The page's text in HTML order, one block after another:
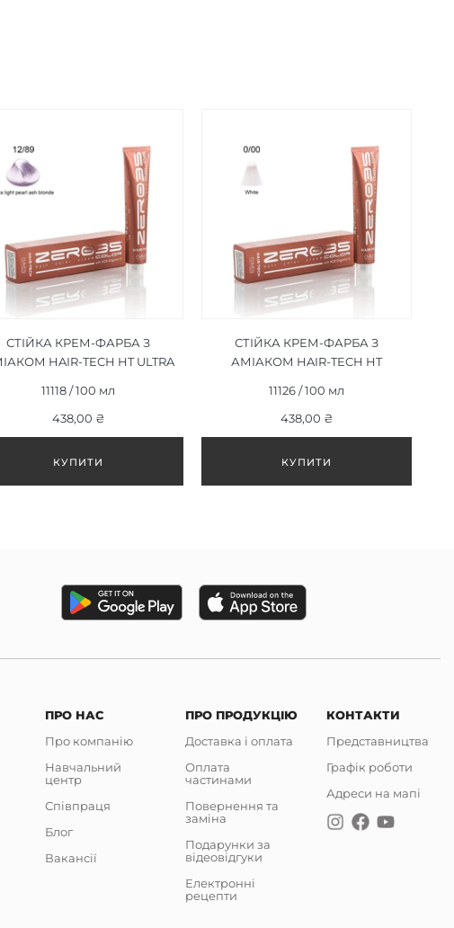
СТІЙКА КРЕМ-ФАРБА З
HAIR-TECH HT ULTRA
УЛЬТРА СВІТЛИЙ
БЛОНД 100 МЛ
11118 / 100 мл
438,00 ₴
СТІЙКА КРЕМ-ФАРБА З
АМІАКОМ HAIR-TECH HT
11126 / 100 мл
438,00 ₴
ПРО НАС
Про компанію
Навчальний
центр
Співпраця
Блог
Вакансії
ПРО ПРОДУКЦІЮ
Доставка і оплата
Оплата
частинами
Повернення та
заміна
Подарунки за
відеовідгуки
Електронні
рецепти
КОНТАКТИ
Представництва
Графік роботи
Адреси на мапі